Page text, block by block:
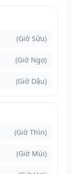
(Giờ Sửu)
(Giờ Ngọ)
(Giờ Dậu)
(Giờ Thìn)
(Giờ Mùi)